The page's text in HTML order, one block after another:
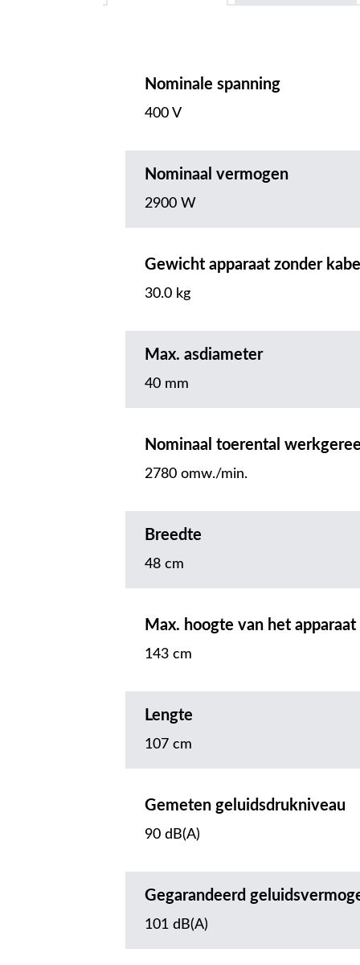
Nominale spanning
400 V
Nominaal vermogen
2900 W
Gewicht apparaat zonder kabel
30.0 kg
Max. asdiameter
40 mm
Nominaal toerental
2780 omw./min.
Breedte
48 cm
Max. hoogte van het apparaat
143 cm
Lengte
107 cm
Gemeten geluidsdrukniveau
90 dB(A)
Gegarandeerd
101 dB(A)